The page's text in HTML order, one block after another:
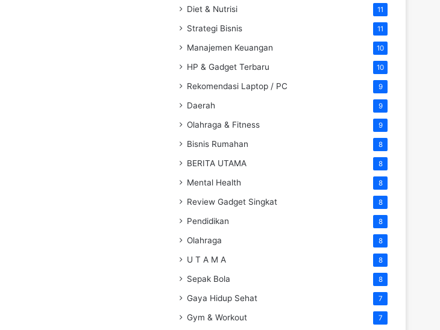
Diet & Nutrisi 11
Strategi Bisnis 11
Manajemen Keuangan 10
HP & Gadget Terbaru 10
Rekomendasi Laptop / PC 9
Daerah 9
Olahraga & Fitness 9
Bisnis Rumahan 8
BERITA UTAMA 8
Mental Health 8
Review Gadget Singkat 8
Pendidikan 8
Olahraga 8
U T A M A 8
Sepak Bola 8
Gaya Hidup Sehat 7
Gym & Workout 7